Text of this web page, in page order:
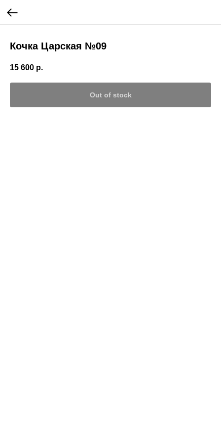
Кочка Царская №09
15 600 р.
Out of stock